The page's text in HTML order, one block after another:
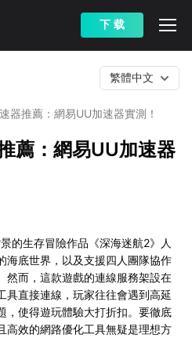
下 载
器推薦：網易UU加速器實測！
繁體中文
薦：網易UU加速器
的生存冒險作品《深海迷航2》人
海底世界，以及支援四人團隊協作
然而，這款遊戲的連線服務架設在
具直接連線，玩家往往會遇到高延
，使得遊玩體驗大打折扣。要徹底
高效的網路優化工具無疑是理想方